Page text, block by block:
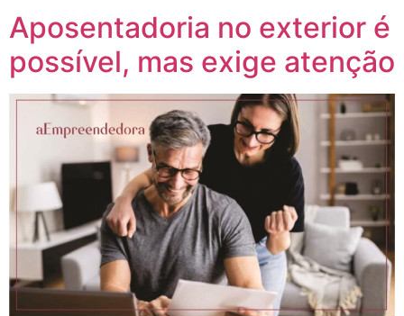
Aposentadoria no exterior é
possível, mas exige atenção